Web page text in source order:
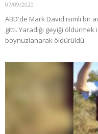
07/09/2020
ABD'de Mark David isimli bir
gitti. Yaradığı geyiği
boynuzlanarak öldürüldü.